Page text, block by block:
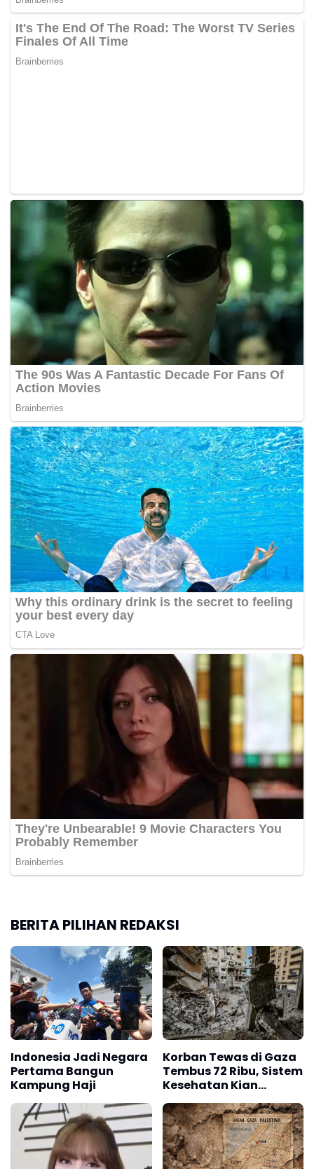
BERITA PILIHAN REDAKSI
Indonesia Jadi Negara
Pertama Bangun
Kampung Haji
Korban Tewas di Gaza
Tembus 72 Ribu, Sistem
Kesehatan Kian
Lumpuh